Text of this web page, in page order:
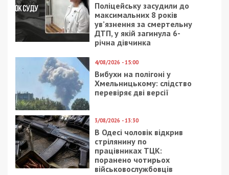
Поліцейську засудили до
максимальних 8 років
ув’язнення за смертельну
ДТП, у якій загинула 6-
річна дівчинка
4/08/2026 - 15:00
Вибухи на полігоні у
Хмельницькому: слідство
перевіряє дві версії
3/08/2026 - 13:30
В Одесі чоловік відкрив
стрілянину по
працівниках ТЦК:
поранено чотирьох
військовослужбовців